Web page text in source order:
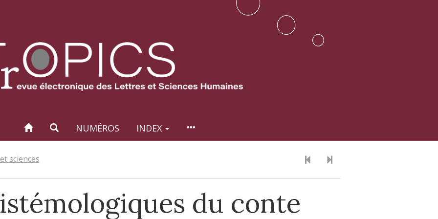
NUMÉROS INDEX
sciences
du conte